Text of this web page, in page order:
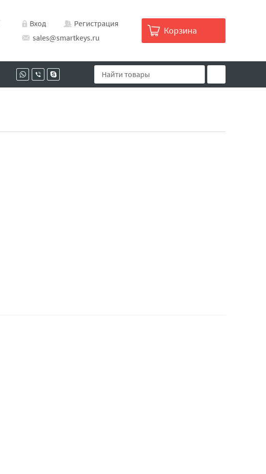
Вход
Регистрация
sales@smartkeys.ru
Корзина